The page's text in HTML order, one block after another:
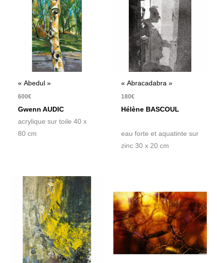
« Abedul »
600€
Gwenn AUDIC
acrylique sur toile 40 x
80 cm
« Abracadabra »
180€
Hélène BASCOUL
eau forte et aquatinte sur
zinc 30 x 20 cm
prix :
600€
à
1000€